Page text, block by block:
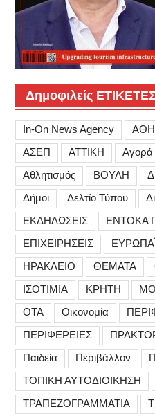
Δημοφιλείς
In-On News Agency
ΑΣΕΠ
ΑΤΤΙΚΗ
Αγορά
Αθλητισμός
ΒΟΥΛΗ
Δήμοι
Δελτίο Τύπου
ΕΚΔΗΛΩΣΕΙΣ
ΕΝΤΟΚΑ
ΕΠΙΧΕΙΡΗΣΕΙΣ
ΗΡΑΚΛΕΙΟ
ΘΕΜΑΤΑ
ΙΣΟΤΙΜΙΑ
ΚΡΗΤΗ
ΟΤΑ
Οικονομία
ΠΕΡΙΦΕΡΕΙΕΣ
Παιδεία
Περιβάλλον
ΤΟΠΙΚΗ ΑΥΤΟΔΙΟΙΚΗΣΗ
ΤΡΑΠΕΖΟΓΡΑΜΜΑΤΙΑ